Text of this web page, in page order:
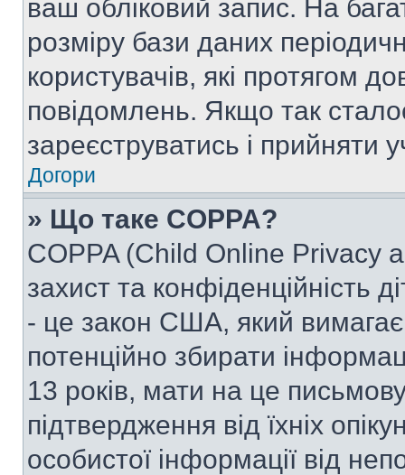
ваш обліковий запис. На
розміру бази даних
користувачів, які протягом
повідомлень. Якщо так
зареєструватись і прийняти
Догори
» Що таке COPPA?
COPPA (Child Online Privacy
захист та конфіденційність
- це закон США, який вимагає
потенційно збирати
13 років, мати на це письмову
підтвердження від їхніх
особистої інформації від